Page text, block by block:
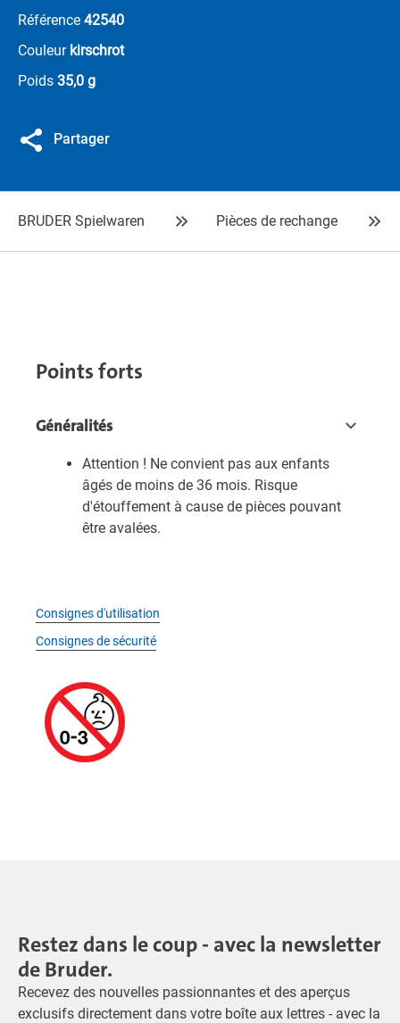
Référence 42540
Couleur kirschrot
Poids 35,0 g
Partager
BRUDER Spielwaren Pièces de rechange
Points forts
Généralités
Attention ! Ne convient pas aux enfants
âgés de moins de 36 mois. Risque
d'étouffement à cause de pièces pouvant
être avalées.
Consignes d'utilisation
Consignes de sécurité
Restez dans le coup - avec la newsletter
de Bruder.
Recevez des nouvelles passionnantes et des aperçus
exclusifs directement dans votre boîte aux lettres - avec la